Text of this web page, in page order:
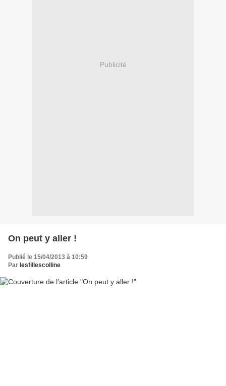
Publicité
On peut y aller !
Publié le 15/04/2013 à 10:59
Par lesfillescolline